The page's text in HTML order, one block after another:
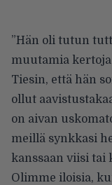
”Hän oli tutun
muutamia
Tiesin, että hän
ollut
on aivan
meillä synkkasi
kanssaan viisi tai
Olimme iloisia,